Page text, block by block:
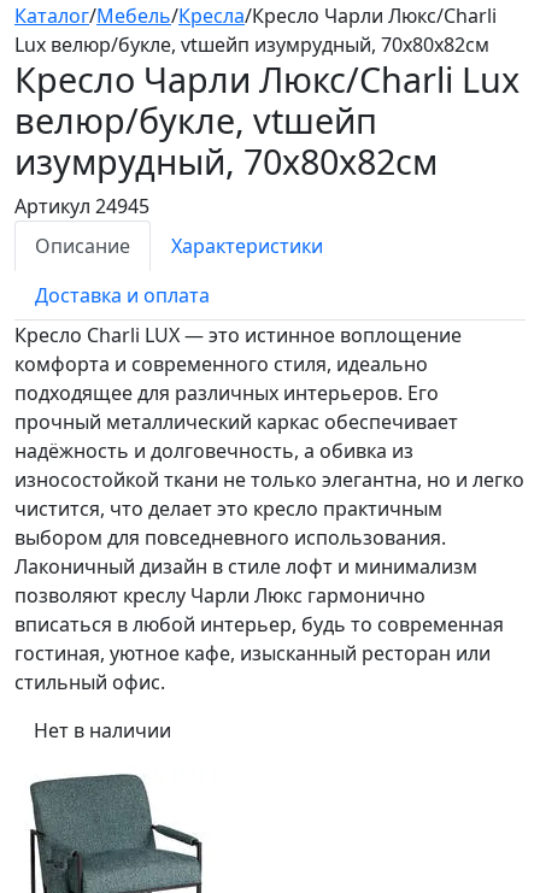
Каталог/Мебель/Кресла/Кресло Чарли Люкс/Charli
Lux велюр/букле, vtшейп изумрудный, 70х80х82см
Кресло Чарли Люкс/Charli Lux
велюр/букле, vtшейп
изумрудный, 70х80х82см
Артикул 24945
Описание
Характеристики
Доставка и оплата
Кресло Charli LUX — это истинное воплощение
комфорта и современного стиля, идеально
подходящее для различных интерьеров. Его
прочный металлический каркас обеспечивает
надёжность и долговечность, а обивка из
износостойкой ткани не только элегантна, но и легко
чистится, что делает это кресло практичным
выбором для повседневного использования.
Лаконичный дизайн в стиле лофт и минимализм
позволяют креслу Чарли Люкс гармонично
вписаться в любой интерьер, будь то современная
гостиная, уютное кафе, изысканный ресторан или
стильный офис.
Нет в наличии